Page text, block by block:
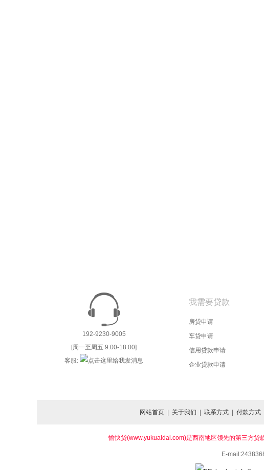
192-9230-9005
[周一至周五 9:00-18:00]
客服:
我需要贷款
房贷申请
车贷申请
信用贷款申请
企业贷款申请
网站首页| 关于我们 联系方式| 付款方式
愉快贷(www.yukuaidai.com)是西南地区领先的第三方贷
E-